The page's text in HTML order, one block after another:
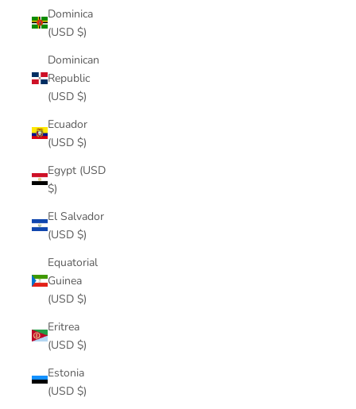
Dominica
(USD $)
Dominican
Republic
(USD $)
Ecuador
(USD $)
Egypt (USD
$)
El Salvador
(USD $)
Equatorial
Guinea
(USD $)
Eritrea
(USD $)
Estonia
(USD $)